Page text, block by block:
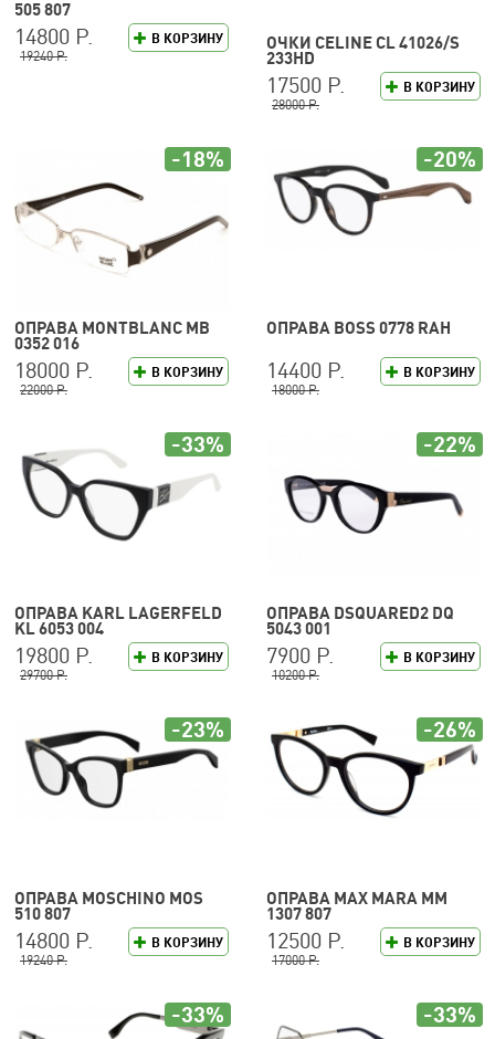
505 807
В КОРЗИНУ
14800 Р.
19240 Р.
ОЧКИ CELINE CL 41026/S
233HD
В КОРЗИНУ
17500 Р.
28000 Р.
ОПРАВА MONTBLANC MB
0352 016
В КОРЗИНУ
18000 Р.
22000 Р.
-18%
ОПРАВА BOSS 0778 RAH
В КОРЗИНУ
14400 Р.
18000 Р.
-20%
ОПРАВА KARL LAGERFELD
KL 6053 004
В КОРЗИНУ
19800 Р.
29700 Р.
-33%
ОПРАВА DSQUARED2 DQ
5043 001
В КОРЗИНУ
7900 Р.
10200 Р.
-22%
ОПРАВА MOSCHINO MOS
510 807
В КОРЗИНУ
14800 Р.
19240 Р.
-23%
ОПРАВА MAX MARA MM
1307 807
В КОРЗИНУ
12500 Р.
17000 Р.
-26%
-33% -33%